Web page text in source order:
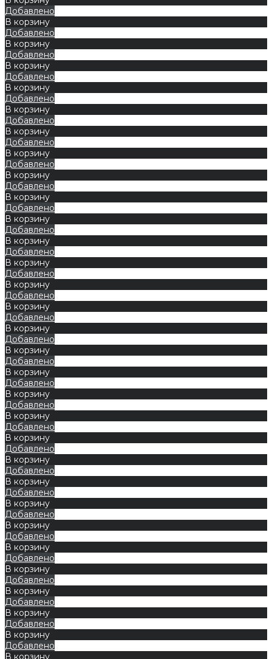
Добавлено
В корзину
Добавлено
В корзину
Добавлено
В корзину
Добавлено
В корзину
Добавлено
В корзину
Добавлено
В корзину
Добавлено
В корзину
Добавлено
В корзину
Добавлено
В корзину
Добавлено
В корзину
Добавлено
В корзину
Добавлено
В корзину
Добавлено
В корзину
Добавлено
В корзину
Добавлено
В корзину
Добавлено
В корзину
Добавлено
В корзину
Добавлено
В корзину
Добавлено
В корзину
Добавлено
В корзину
Добавлено
В корзину
Добавлено
В корзину
Добавлено
В корзину
Добавлено
В корзину
Добавлено
В корзину
Добавлено
В корзину
Добавлено
В корзину
Добавлено
В корзину
Добавлено
В корзину
Добавлено
В корзину